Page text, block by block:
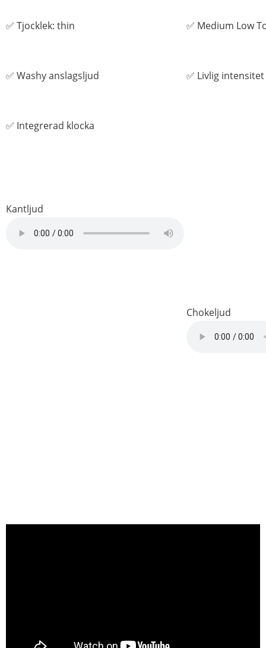
✅ Tjocklek: thin ✅ Medium Low
✅ Washy anslagsljud ✅ Livlig intensitet
✅ Integrerad klocka
Kantljud
Chokeljud